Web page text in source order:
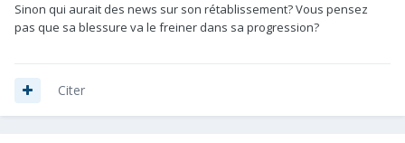
Sinon qui aurait des news sur son rétablissement? Vous pensez
pas que sa blessure va le freiner dans sa progression?
Citer